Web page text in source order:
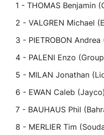
1 - THOMAS Benjamin
2 - VALGREN Michael
3 - PIETROBON
4 - PALENI Enzo
5 - MILAN Jonathan
6 - EWAN Caleb
7 - BAUHAUS Phil
8 - MERLIER Tim